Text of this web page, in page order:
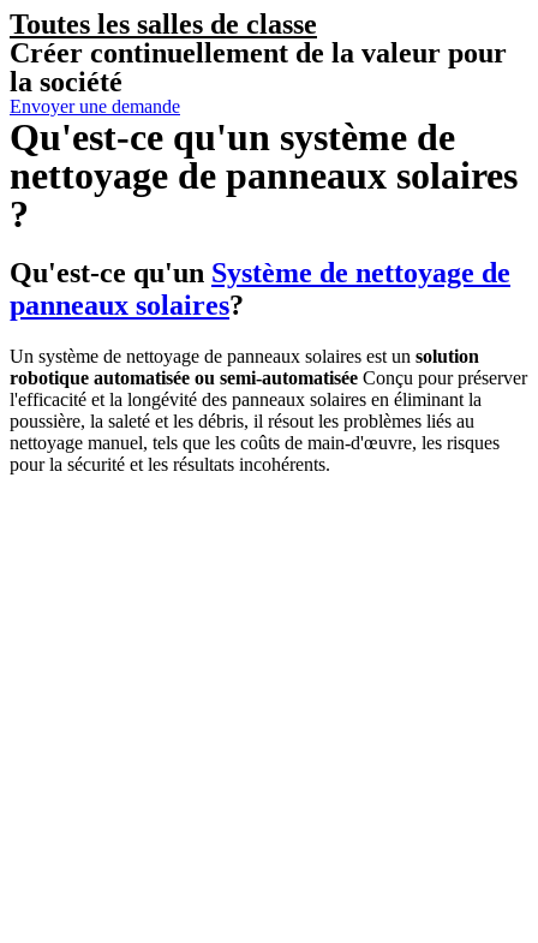
Toutes les salles de classe
Créer continuellement de la valeur pour
la société
Envoyer une demande
Qu'est-ce qu'un système de
nettoyage de panneaux solaires
?
Qu'est-ce qu'un Système de nettoyage de
panneaux solaires?
Un système de nettoyage de panneaux solaires est un solution
robotique automatisée ou semi-automatisée Conçu pour préserver
l'efficacité et la longévité des panneaux solaires en éliminant la
poussière, la saleté et les débris, il résout les problèmes liés au
nettoyage manuel, tels que les coûts de main-d'œuvre, les risques
pour la sécurité et les résultats incohérents.